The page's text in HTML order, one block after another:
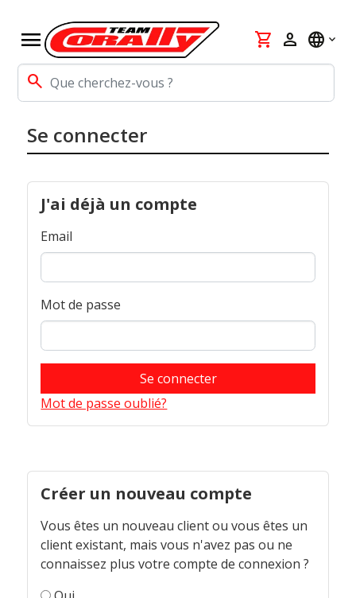
menu
search
shopping_cart person language
Se connecter
J'ai déjà un compte
Email
Mot de passe
Se connecter
Mot de passe oublié?
Créer un nouveau compte
Vous êtes un nouveau client ou vous êtes un
client existant, mais vous n'avez pas ou ne
connaissez plus votre compte de connexion ?